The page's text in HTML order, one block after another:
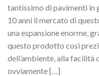
tantissimo di pavimenti in
10 anni il mercato di
una espansione enorme,
questo prodotto cosi
dell’ambiente, alla facilità
ovviamente […]